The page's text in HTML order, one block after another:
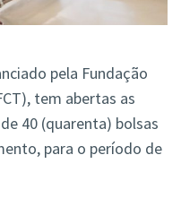
pela Fundação
tem abertas as
40 (quarenta) bolsas
para o período de